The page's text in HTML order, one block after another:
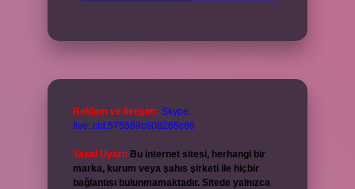
Reklam ve İletişim: Skype:
live:.cid.575569c608265c69
Yasal Uyarı: Bu internet sitesi, herhangi bir
marka, kurum veya şahıs şirketi ile hiçbir
bağlantısı bulunmamaktadır. Sitede yalnızca